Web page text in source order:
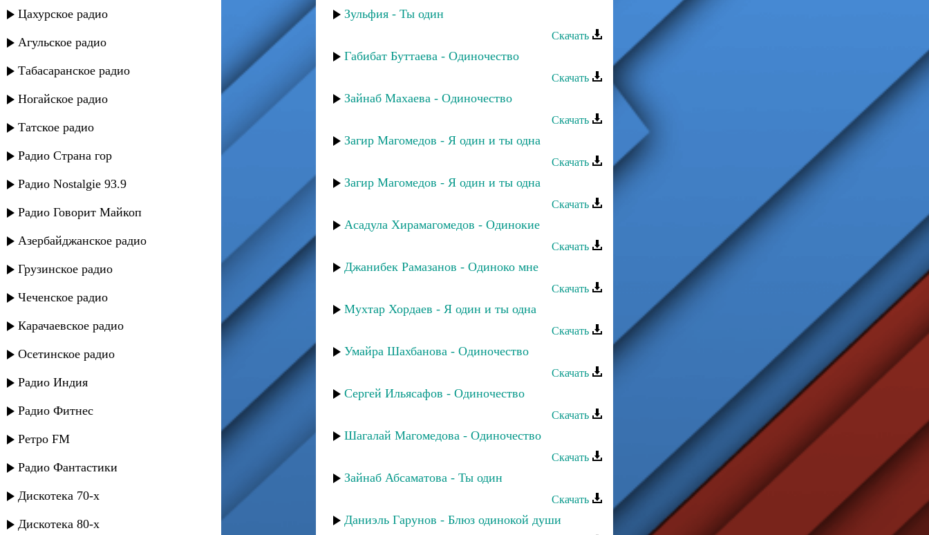
Цахурское радио
Агульское радио
Табасаранское радио
Ногайское радио
Татское радио
Радио Страна гор
Радио Nostalgie 93.9
Радио Говорит Майкоп
Азербайджанское радио
Грузинское радио
Чеченское радио
Карачаевское радио
Осетинское радио
Радио Индия
Радио Фитнес
Ретро FM
Радио Фантастики
Дискотека 70-х
Дискотека 80-х
Зульфия - Ты один
Скачать
Габибат Буттаева - Одиночество
Скачать
Зайнаб Махаева - Одиночество
Скачать
Загир Магомедов - Я один и ты одна
Скачать
Загир Магомедов - Я один и ты одна
Скачать
Асадула Хирамагомедов - Одинокие
Скачать
Джанибек Рамазанов - Одиноко мне
Скачать
Мухтар Хордаев - Я один и ты одна
Скачать
Умайра Шахбанова - Одиночество
Скачать
Сергей Ильясафов - Одиночество
Скачать
Шагалай Магомедова - Одиночество
Скачать
Зайнаб Абсаматова - Ты один
Скачать
Даниэль Гарунов - Блюз одинокой души